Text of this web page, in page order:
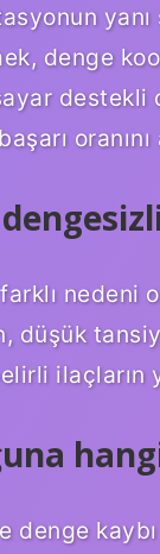
denge
destekli
oranını
nedeni
düşük
ilaçların
denge